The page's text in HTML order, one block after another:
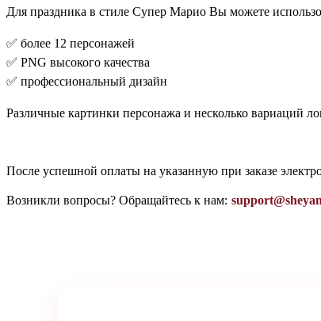
Для праздника в стиле Супер Марио Вы можете
✅ более 12 персонажей
✅ PNG высокого качества
✅ профессиональный дизайн
Различные картинки персонажа и несколько вариаций
После успешной оплаты на указанную при заказе
Возникли вопросы? Обращайтесь к нам: